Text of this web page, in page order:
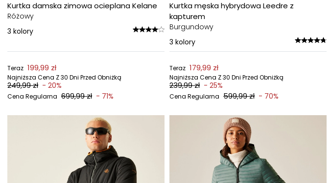
Kurtka damska zimowa ocieplana Kelane
Różowy
3 kolory
Teraz 199,99 zł
Najniższa Cena Z 30 Dni Przed Obniżką
249,99 zł - 20%
Cena Regularna 699,99 zł - 71%
Kurtka męska hybrydowa Leedre z
kapturem
Burgundowy
3 kolory
Teraz 179,99 zł
Najniższa Cena Z 30 Dni Przed Obniżką
239,99 zł - 25%
Cena Regularna 599,99 zł - 70%